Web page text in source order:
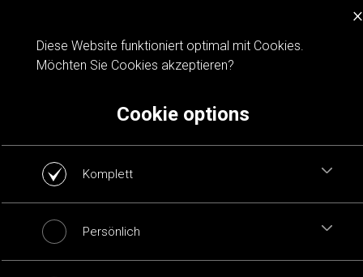
Cookie notification
×
Diese Website funktioniert optimal mit Cookies.
Möchten Sie Cookies akzeptieren?
Cookie options
Komplett
Persönlich